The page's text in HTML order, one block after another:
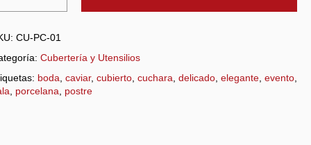
CU-PC-01
Cubertería y Utensilios
boda caviar, cubierto, cuchara delicado, elegante, evento,
porcelana postre